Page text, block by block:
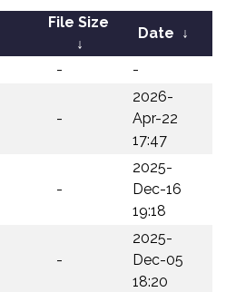
File Size
↓
Date ↓
- -
-
2026-
Apr-22
17:47
-
2025-
Dec-16
19:18
-
2025-
Dec-05
18:20